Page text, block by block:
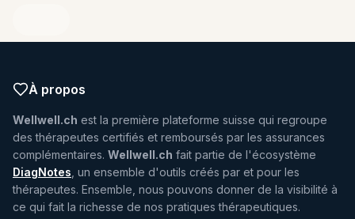
À propos
Wellwell.ch est la première plateforme suisse qui regroupe
des thérapeutes certifiés et remboursés par les assurances
complémentaires. Wellwell.ch fait partie de l'écosystème
DiagNotes , un ensemble d'outils créés par et pour les
thérapeutes. Ensemble, nous pouvons donner de la visibilité à
ce qui fait la richesse de nos pratiques thérapeutiques.